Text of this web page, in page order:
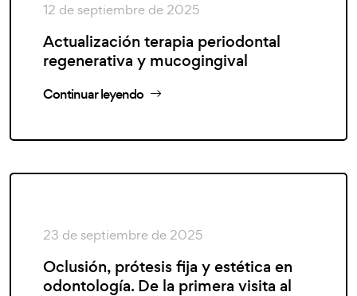
12 de septiembre de 2025
Actualización terapia periodontal
regenerativa y mucogingival
Continuar leyendo
23 de septiembre de 2025
Oclusión, prótesis fija y estética en
odontología. De la primera visita al